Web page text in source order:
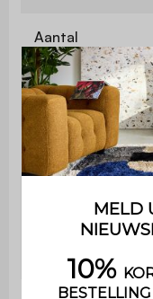
Aantal
pakketten
Gebruik
Collectie
Montage